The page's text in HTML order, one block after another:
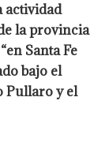
actividad
la provincia
Santa Fe
bajo el
Pullaro y el